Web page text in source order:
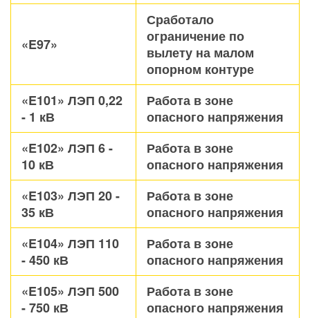
«E97»
Сработало
ограничение по
вылету на малом
опорном контуре
«E101» ЛЭП 0,22
- 1 кВ
Работа в зоне
опасного напряжения
«E102» ЛЭП 6 -
10 кВ
Работа в зоне
опасного напряжения
«E103» ЛЭП 20 -
35 кВ
Работа в зоне
опасного напряжения
«E104» ЛЭП 110
- 450 кВ
Работа в зоне
опасного напряжения
«E105» ЛЭП 500
- 750 кВ
Работа в зоне
опасного напряжения